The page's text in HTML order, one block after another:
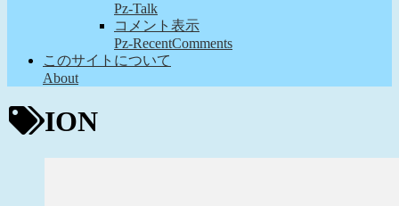
Pz-Talk
コメント表示
Pz-RecentComments
このサイトについて
About
ION